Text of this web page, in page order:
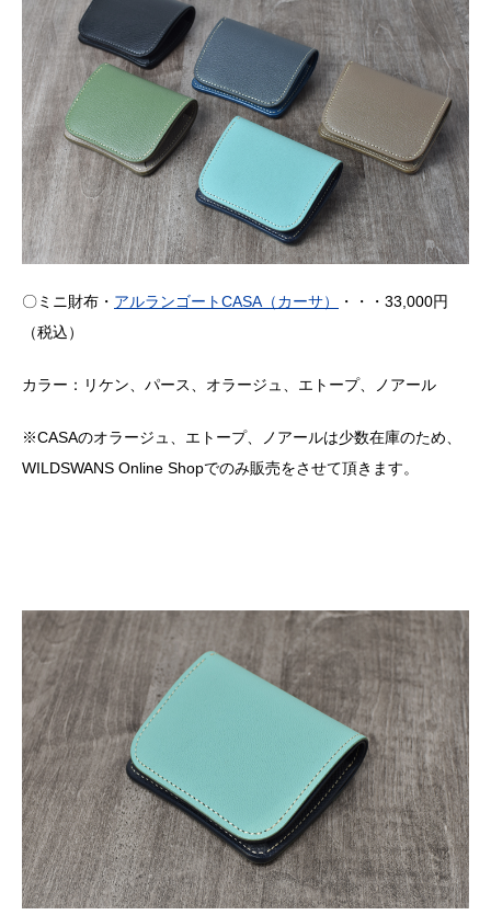
〇ミニ財布・ アルランゴートCASA （カーサ） ・・・ 33,000円
（税込）
カラー：リケン、パース、オラージュ、エトープ、ノアール
※CASAのオラージュ、エトープ、ノアールは少数在庫のため、
WILDSWANS Online Shopでのみ販売をさせて頂きます。